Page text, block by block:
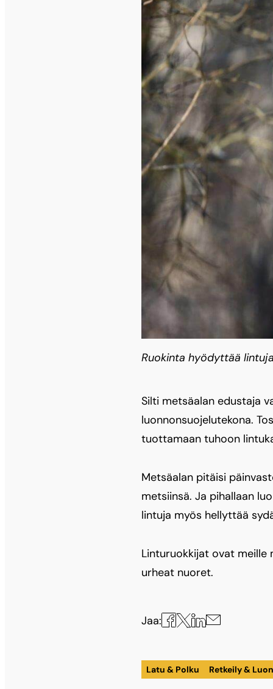
Ruokinta hyödyttää
Silti metsäalan edustaja
luonnonsuojelutekona.
tuottamaan tuhoon
Metsäalan pitäisi
metsiinsä. Ja pihallaan
lintuja myös hellyttää
Linturuokkijat ovat meille
urheat nuoret.
Jaa: Jaa
Facebookissa
Jaa
X:ssä
Jaa
LinkedInissä
Jaa
sähköpostilla
Latu & Polku Retkeily &